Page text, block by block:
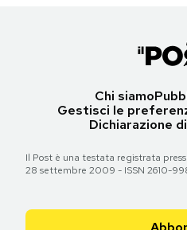
Chi siamo
Gestisci le
Dichiarazione
Il Post è una testata registrata
28 settembre 2009 - ISSN 2610-